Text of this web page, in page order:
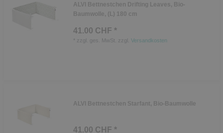
ALVI Bettnestchen Drifting Leaves, Bio-
Baumwolle, (L) 180 cm
41.00 CHF *
zzgl. ges. MwSt. zzgl. Versandkosten
ALVI Bettnestchen Starfant, Bio-Baumwolle
41.00 CHF *